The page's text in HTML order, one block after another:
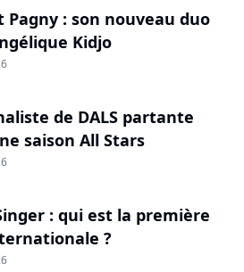
Pagny : son nouveau duo
Kidjo
de DALS partante
saison All Stars
: qui est la première
?